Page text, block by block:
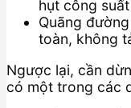
hụt công
Quãng
toàn, không
Ngược lại, cần
có một trong các